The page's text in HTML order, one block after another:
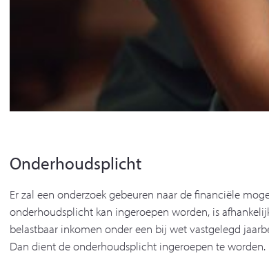
Onderhoudsplicht
Er zal een onderzoek gebeuren naar de financiële
onderhoudsplicht kan ingeroepen worden, is
belastbaar inkomen onder een bij wet vastgelegd
Dan dient de onderhoudsplicht ingeroepen te worden.